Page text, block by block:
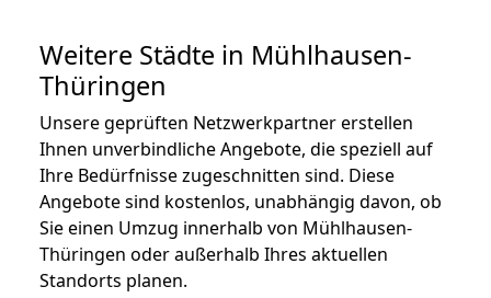
Weitere Städte in Mühlhausen-
Thüringen
Unsere geprüften Netzwerkpartner erstellen
Ihnen unverbindliche Angebote, die speziell auf
Ihre Bedürfnisse zugeschnitten sind. Diese
Angebote sind kostenlos, unabhängig davon, ob
Sie einen Umzug innerhalb von Mühlhausen-
Thüringen oder außerhalb Ihres aktuellen
Standorts planen.